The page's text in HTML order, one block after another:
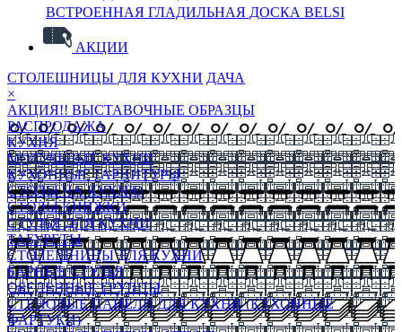
ВСТРОЕННАЯ ГЛАДИЛЬНАЯ ДОСКА BELSI
АКЦИИ
СТОЛЕШНИЦЫ ДЛЯ КУХНИ ДАЧА
×
АКЦИЯ!! ВЫСТАВОЧНЫЕ ОБРАЗЦЫ
РАСПРОДАЖА
КУХНЯ
МОДУЛЬНЫЕ КУХНИ
КУХОННЫЕ ГАРНИТУРЫ
СТОЛЫ НА КУХНЮ
СТОЛЫ КНИЖКИ
СТУЛЬЯ ДЛЯ КУХНИ
ТАБУРЕТЫ
СТОЛЕШНИЦЫ ДЛЯ КУХНИ
БАРНЫЕ СТУЛЬЯ
ОБЕДЕННЫЕ ГРУППЫ
СТЕНОВЫЕ ПАНЕЛИ ДЛЯ КУХНИ (КУХОННЫЕ
ФАРТУКИ)